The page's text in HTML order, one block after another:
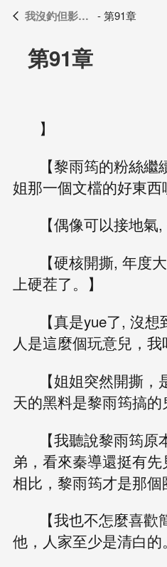
我沒釣但影帝真香了
第91章
】
【黎雨筠的粉絲
姐那一個文檔的好東西
【偶像可以接地氣
【硬核開撕, 年度
上硬茬了。】
【真是yue了, 沒
人是這麼個玩意兒，我
【姐姐突然開撕
天的黑料是黎雨筠搞的
【我聽說黎雨筠
弟，看來秦導還挺有
相比，黎雨筠才是那個
【我也不怎麼喜
他，人家至少是清白的
我沒釣但影帝真香了 - 第91章